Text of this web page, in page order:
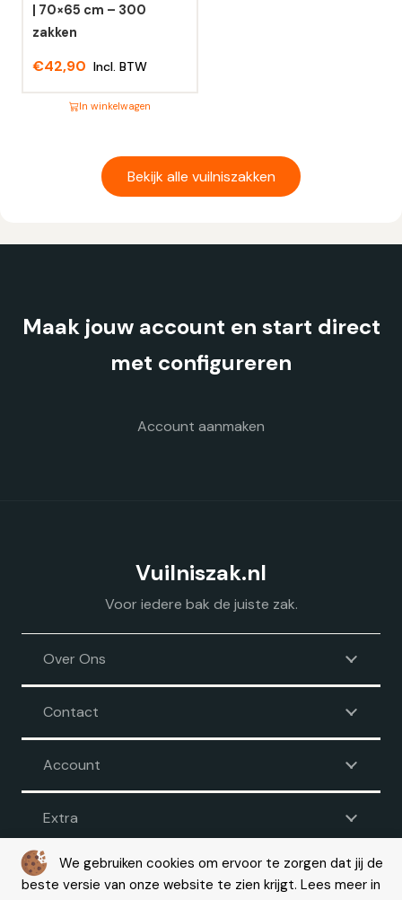
We gebruiken cookies om ervoor te zorgen dat jij de
beste versie van onze website te zien krijgt. Lees meer in
productpagina
| 70×65 cm – 300
zakken
€42,90 Incl. BTW
In winkelwagen
Deze
worden
Bekijk alle vuilniszakken
Maak jouw account en start direct
met configureren
Account aanmaken
Vuilniszak.nl
Voor iedere bak de juiste zak.
Over Ons
Contact
Account
Extra
Voorwaarden|Disclaimer| Privacy| Cookie beleid